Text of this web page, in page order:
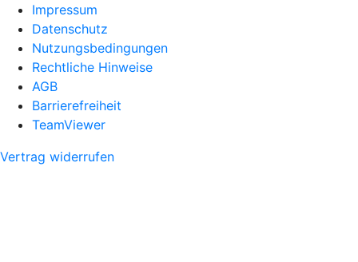
Impressum
Datenschutz
Nutzungsbedingungen
Rechtliche Hinweise
AGB
Barrierefreiheit
TeamViewer
Vertrag widerrufen